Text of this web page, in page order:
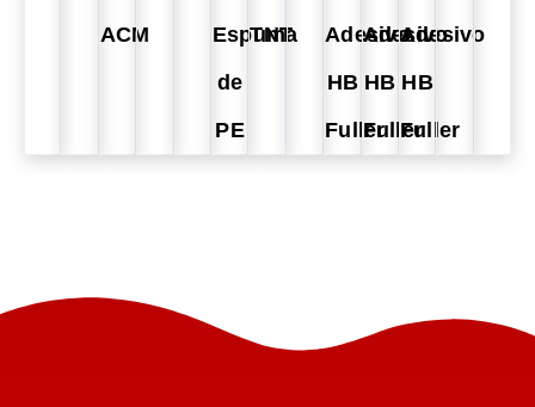
ACM
Espuma
de
PE
TNT
Adesivo
HB
Fuller
Adesivo
HB
Fuller
Adesivo
HB
Fuller